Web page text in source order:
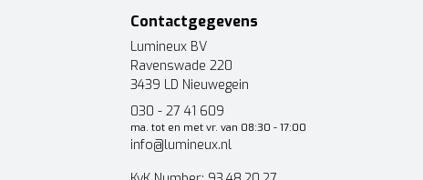
Contactgegevens
Lumineux BV
Ravenswade 220
3439 LD Nieuwegein
030 - 27 41 609
ma. tot en met vr. van 08:30 - 17:00
info@lumineux.nl